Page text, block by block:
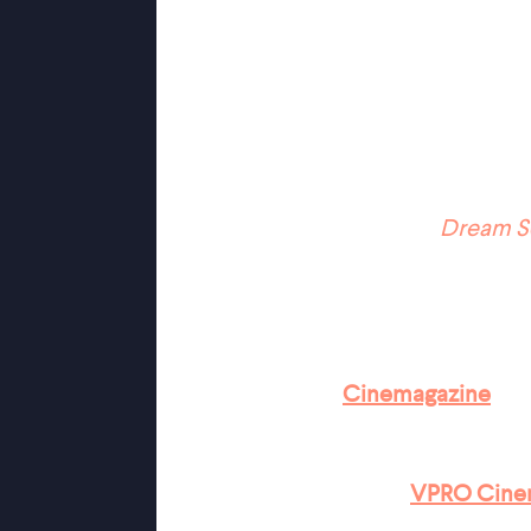
Dream
Cinemagazine
VPRO